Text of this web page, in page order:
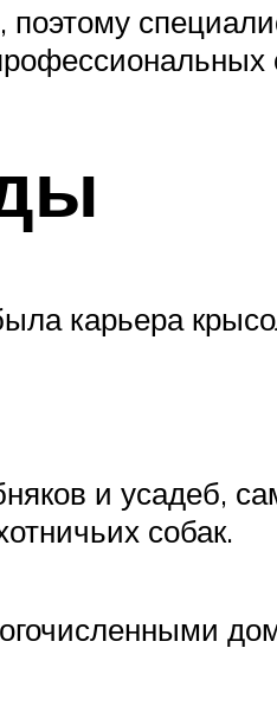
карьера
и
собак.